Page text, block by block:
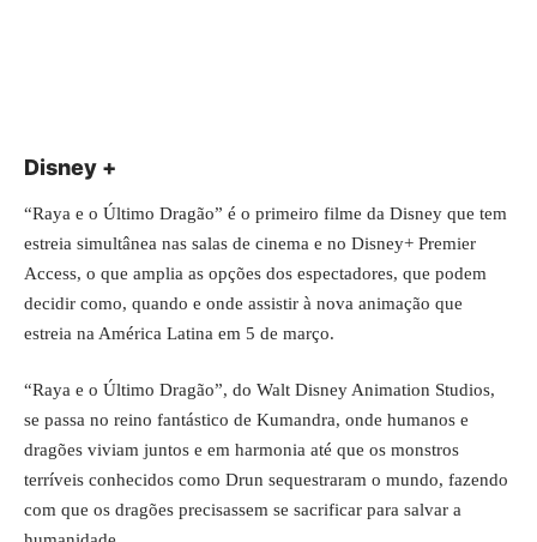
Disney +
“Raya e o Último Dragão” é o primeiro filme da Disney que tem
estreia simultânea nas salas de cinema e no Disney+ Premier
Access, o que amplia as opções dos espectadores, que podem
decidir como, quando e onde assistir à nova animação que
estreia na América Latina em 5 de março.
“Raya e o Último Dragão”, do Walt Disney Animation Studios,
se passa no reino fantástico de Kumandra, onde humanos e
dragões viviam juntos e em harmonia até que os monstros
terríveis conhecidos como Drun sequestraram o mundo, fazendo
com que os dragões precisassem se sacrificar para salvar a